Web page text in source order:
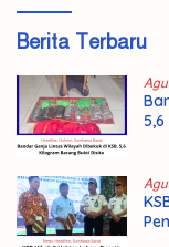
Berita Terbaru